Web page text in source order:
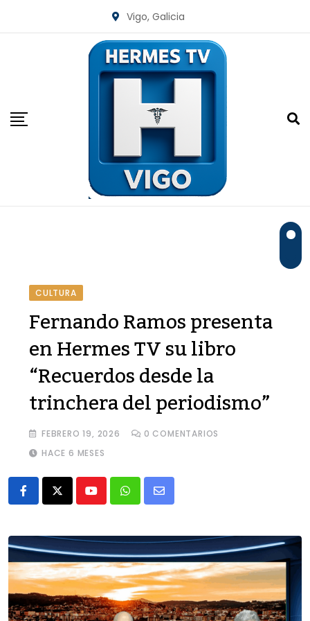
Vigo, Galicia
CULTURA
Fernando Ramos presenta
en Hermes TV su libro
“Recuerdos desde la
trinchera del periodismo”
FEBRERO 19, 2026 0 COMENTARIOS
HACE 6 MESES
YoutubeWhatsapp
Share
Email